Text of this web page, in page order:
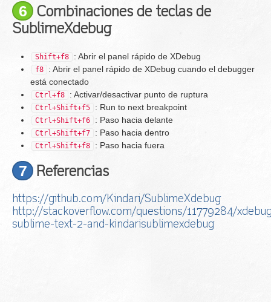
6
Combinaciones de teclas de
SublimeXdebug
Shift+f8 : Abrir el panel rápido de XDebug
f8
: Abrir el panel rápido de XDebug cuando el debugger
está conectado
Ctrl+f8 : Activar/desactivar punto de ruptura
Ctrl+Shift+f5 : Run to next breakpoint
Ctrl+Shift+f6 : Paso hacia delante
Ctrl+Shift+f7 : Paso hacia dentro
Ctrl+Shift+f8 : Paso hacia fuera
7 Referencias
https://github.com/Kindari/SublimeXdebug
http://stackoverflow.com/questions/11779284/
sublime-text-2-and-kindarisublimexdebug